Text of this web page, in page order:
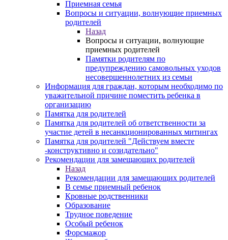
Приемная семья
Вопросы и ситуации, волнующие приемных
родителей
Назад
Вопросы и ситуации, волнующие
приемных родителей
Памятки родителям по
предупреждению самовольных уходов
несовершеннолетних из семьи
Информация для граждан, которым необходимо по
уважительной причине поместить ребенка в
организацию
Памятка для родителей
Памятка для родителей об ответственности за
участие детей в несанкционированных митингах
Памятка для родителей "Действуем вместе
-конструктивно и созидательно"
Рекомендации для замещающих родителей
Назад
Рекомендации для замещающих родителей
В семье приемный ребенок
Кровные родственники
Образование
Трудное поведение
Особый ребенок
Форсмажор